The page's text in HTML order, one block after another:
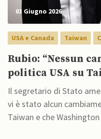
03 Giugno 2026
USA e Canada Taiwan
Rubio: “Nessun
politica USA su
Il segretario di Stato
vi è stato alcun
Taiwan e che